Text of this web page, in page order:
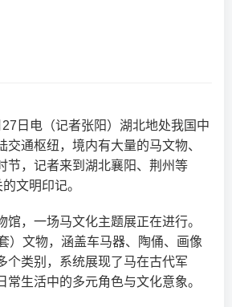
日电（记者张阳）湖北地处我国中
交通枢纽，境内有大量的马文物、
节，记者来到湖北襄阳、荆州等
文明印记。
馆，一场马文化主题展正在进行。
）文物，涵盖车马器、陶俑、画像
个类别，系统展现了马在古代军
常生活中的多元角色与文化意象。